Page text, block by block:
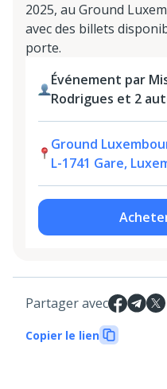
2025, au Ground
avec des billets
porte.
Événement par
Rodrigues et 2
Ground
L-1741 Gare,
Partager avec
Copier le lien